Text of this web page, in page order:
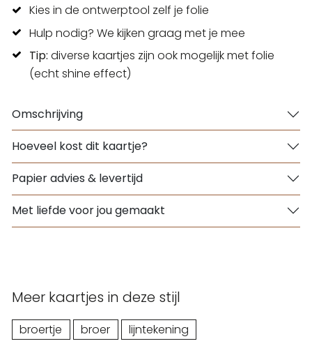
Kies in de ontwerptool zelf je folie
Hulp nodig? We kijken graag met je mee
Tip: diverse kaartjes zijn ook mogelijk met folie
(echt shine effect)
Omschrijving
Hoeveel kost dit kaartje?
Papier advies & levertijd
Met liefde voor jou gemaakt
Meer kaartjes in deze stijl
broertje broer lijntekening